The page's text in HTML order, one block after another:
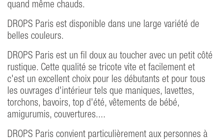
quand même chauds.
DROPS Paris est disponible dans une large variété de
belles couleurs.
DROPS Paris est un fil doux au toucher avec un petit côté
rustique. Cette qualité se tricote vite et facilement et
c'est un excellent choix pour les débutants et pour tous
les ouvrages d'intérieur tels que maniques, lavettes,
torchons, bavoirs, top d'été, vêtements de bébé,
amigurumis, couvertures....
DROPS Paris convient particulièrement aux personnes à